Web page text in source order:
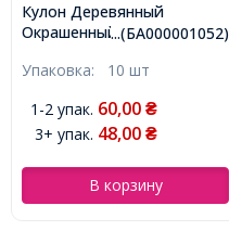
...(БА000001052)
Кулон Деревянный
Окрашенный, Круглый
50х2мм, Отв-тие 2мм,
Упаковка: 10 шт
1-2 упак. 60,00 ₴
3+ упак. 48,00 ₴
В корзину